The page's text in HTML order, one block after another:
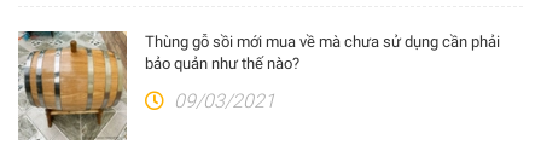
Thùng gỗ sồi mới mua về mà chưa sử dụng cần phải
bảo quản như thế nào?
09/03/2021